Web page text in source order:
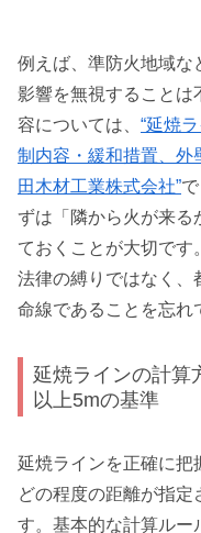
例えば、準防火地域な
影響を無視することは
容については、 “延焼
制内容・緩和措置、外
田木材工業株式会社”
ずは「隣から火が来る
ておくことが大切です
法律の縛りではなく、
命線であることを忘れ
延焼ラインの計算
以上5mの基準
延焼ラインを正確に把
どの程度の距離が指定
す。基本的な計算ルー